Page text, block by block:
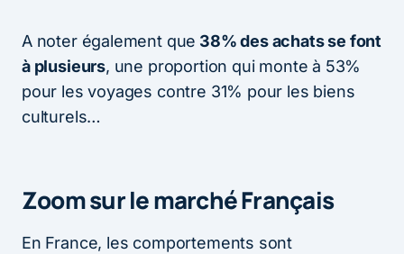
A noter également que 38% des achats se font
à plusieurs, une proportion qui monte à 53%
pour les voyages contre 31% pour les biens
culturels…
Zoom sur le marché Français
En France, les comportements sont